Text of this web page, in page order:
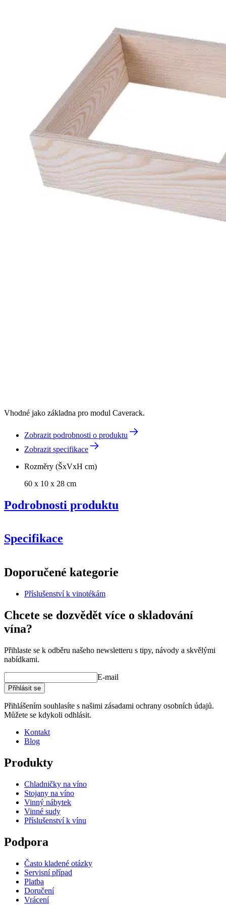
Vhodné jako základna pro modul Caverack.
Zobrazit podrobnosti o produktu
Zobrazit specifikace
Rozměry (ŠxVxH cm)
60 x 10 x 28 cm
Podrobnosti produktu
Vytvořte si vlastní uspořádání s těmito moduly v našem online
nástroji pro návrh vinného sklepa
Specifikace
Číslo produktuS701
Obecné
Doručení
Nesestaveno
Umístění Podlaha
Výrobce
Modulárnítrue
Rozměry (ŠxVxH cm)
Výška (cm)10
Šířka (cm)
Hmotnost (kg)4.9
Doporučené kategorie
Příslušenství k vinotékám
Chcete se dozvědět více o skladování
vína?
Přihlaste se k odběru našeho newsletteru s tipy, návody a skvělými
nabídkami.
E-mail
Přihlásit se
Přihlášením souhlasíte s našimi zásadami ochrany osobních údajů.
Můžete se kdykoli odhlásit.
Kontakt
Blog
Produkty
Chladničky na víno
Stojany na víno
Vinný nábytek
Vinné sudy
Příslušenství k vínu
Podpora
Často kladené otázky
Servisní případ
Platba
Doručení
Vrácení